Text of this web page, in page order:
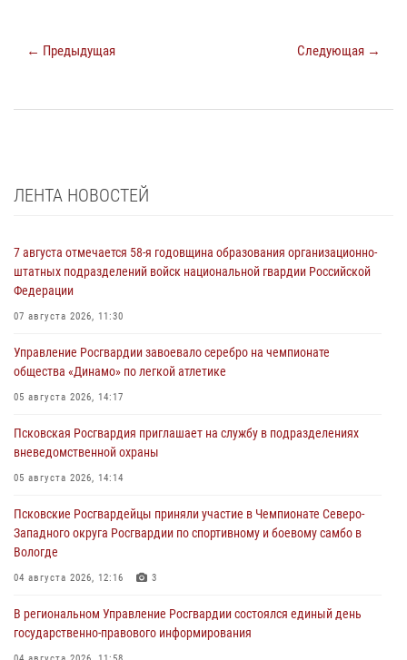
← Предыдущая Следующая →
ЛЕНТА НОВОСТЕЙ
7 августа отмечается 58-я годовщина образования организационно-
штатных подразделений войск национальной гвардии Российской
Федерации
07 августа 2026, 11:30
Управление Росгвардии завоевало серебро на чемпионате
общества «Динамо» по легкой атлетике
05 августа 2026, 14:17
Псковская Росгвардия приглашает на службу в подразделениях
вневедомственной охраны
05 августа 2026, 14:14
Псковские Росгвардейцы приняли участие в Чемпионате Северо-
Западного округа Росгвардии по спортивному и боевому самбо в
Вологде
04 августа 2026, 12:16 3
В региональном Управление Росгвардии состоялся единый день
государственно-правового информирования